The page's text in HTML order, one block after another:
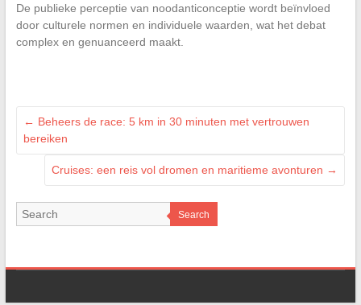
De publieke perceptie van noodanticonceptie wordt beïnvloed
door culturele normen en individuele waarden, wat het debat
complex en genuanceerd maakt.
← Beheers de race: 5 km in 30 minuten met vertrouwen
bereiken
Cruises: een reis vol dromen en maritieme avonturen →
Search